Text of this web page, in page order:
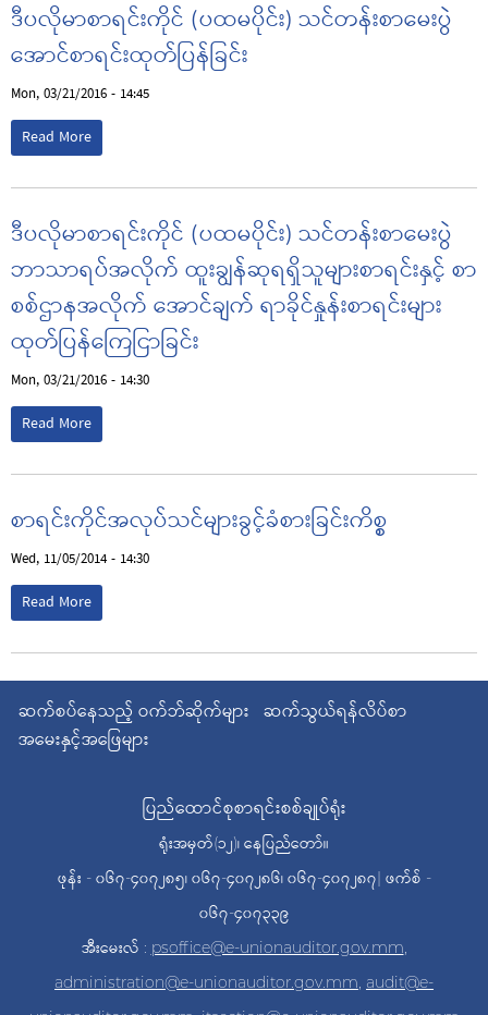
ဒီပလိုမာစာရင်းကိုင် (ပထမပိုင်း) သင်တန်းစာမေးပွဲ
အောင်စာရင်းထုတ်ပြန်ခြင်း
Mon, 03/21/2016 - 14:45
Read More
ဒီပလိုမာစာရင်းကိုင် (ပထမပိုင်း) သင်တန်းစာမေးပွဲ
ဘာသာရပ်အလိုက် ထူးချွန်ဆုရရှိသူများစာရင်းနှင့် စာ
စစ်ဌာနအလိုက် အောင်ချက် ရာခိုင်နှုန်းစာရင်းများ
ထုတ်ပြန်ကြေငြာခြင်း
Mon, 03/21/2016 - 14:30
Read More
စာရင်းကိုင်အလုပ်သင်များခွင့်ခံစားခြင်းကိစ္စ
Wed, 11/05/2014 - 14:30
Read More
ဆက်စပ်နေသည့် ဝက်ဘ်ဆိုက်များ ဆက်သွယ်ရန်လိပ်စာ
အမေးနှင့်အဖြေများ
ပြည်ထောင်စုစာရင်းစစ်ချုပ်ရုံး
ရုံးအမှတ်(၁၂)၊ နေပြည်တော်။
ဖုန်း - ၀၆၇-၄၀၇၂၈၅၊ ၀၆၇-၄၀၇၂၈၆၊ ၀၆၇-၄၀၇၂၈၇| ဖက်စ် -
၀၆၇-၄၀၇၃၃၉
အီးမေးလ် : psoffice@e-unionauditor.gov.mm,
administration@e-unionauditor.gov.mm, audit@e-